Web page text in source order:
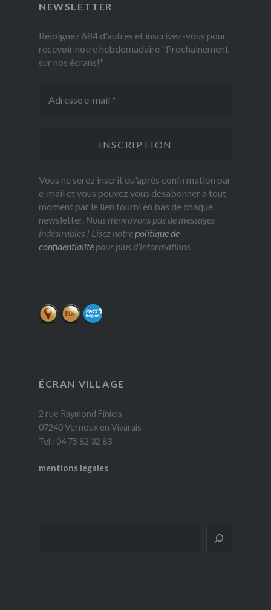
NEWSLETTER
Rejoignez 684 d'autres et inscrivez-vous pour
recevoir notre hebdomadaire "Prochainement
sur nos écrans!"
Vous ne serez inscrit qu'après confirmation par
e-mail et vous pouvez vous désabonner à tout
moment par le lien fourni en bas de chaque
newsletter. Nous n’envoyons pas de messages
indésirables ! Lisez notrepolitique de
confidentialitépour plus d’informations.
ÉCRAN VILLAGE
2 rue Raymond Finiels
07240 Vernoux en Vivarais
Tel : 04 75 82 32 83
mentions légales